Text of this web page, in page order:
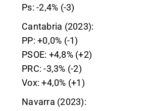
Ps: -2,4% (-3)
Cantabria (2023):
PP: +0,0% (-1)
PSOE: +4,8% (+2)
PRC: -3,3% (-2)
Vox: +4,0% (+1)
Navarra (2023):